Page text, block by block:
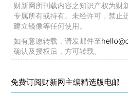
财新网所刊载内容之知识产权为财
专属所有或持有。未经许可，禁止
建立镜像等任何使用。
如有意愿转载，请发邮件至
确认及授权后，方可转载。
免费订阅财新网主编精选版电邮